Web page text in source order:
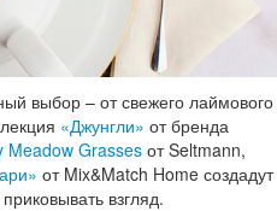
выбор – от свежего лаймового
«Джунгли» от бренда
Meadow Grassesот Seltmann,
от Mix&Match Home создадут
взгляд.